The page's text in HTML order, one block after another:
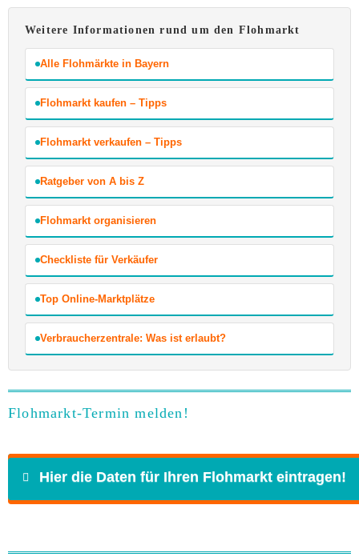
Weitere Informationen rund um den Flohmarkt
Alle Flohmärkte in Bayern
Flohmarkt kaufen – Tipps
Flohmarkt verkaufen – Tipps
Ratgeber von A bis Z
Flohmarkt organisieren
Checkliste für Verkäufer
Top Online-Marktplätze
Verbraucherzentrale: Was ist erlaubt?
Flohmarkt-Termin melden!
Hier die Daten für Ihren Flohmarkt eintragen!